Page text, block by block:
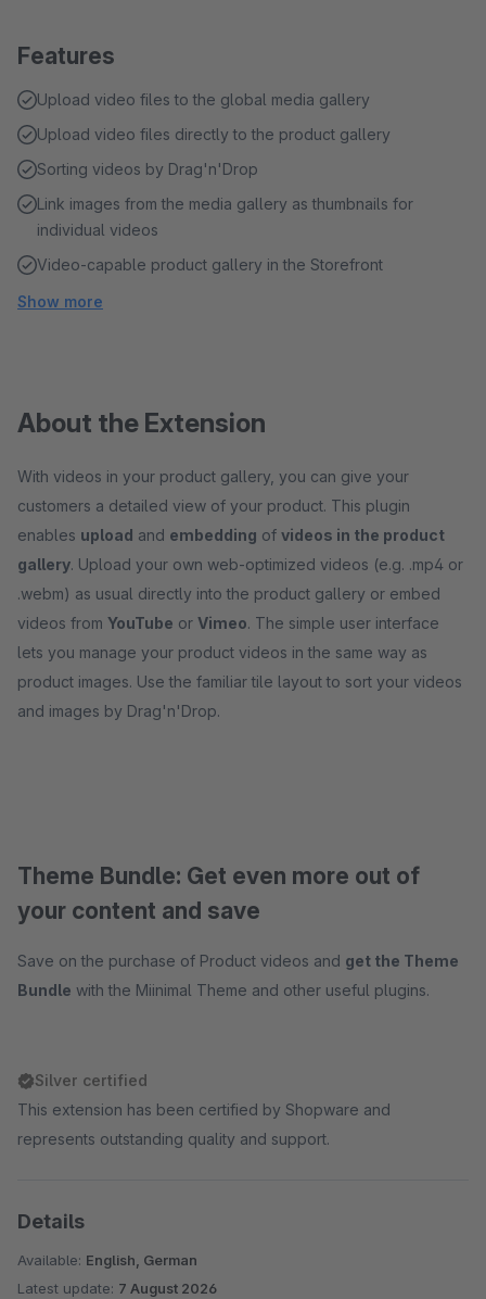
Features
Upload video files to the global media gallery
Upload video files directly to the product gallery
Sorting videos by Drag'n'Drop
Link images from the media gallery as thumbnails for
individual videos
Video-capable product gallery in the Storefront
Show more
About the Extension
With videos in your product gallery, you can give your
customers a detailed view of your product. This plugin
enables upload and embedding of videos in the product
gallery. Upload your own web-optimized videos (e.g. .mp4 or
.webm) as usual directly into the product gallery or embed
videos from YouTube or Vimeo. The simple user interface
lets you manage your product videos in the same way as
product images. Use the familiar tile layout to sort your videos
and images by Drag'n'Drop.
Theme Bundle: Get even more out of
your content and save
Save on the purchase of Product videos and get the Theme
Bundle with the Miinimal Theme and other useful plugins.
Silver certified
This extension has been certified by Shopware and
represents outstanding quality and support.
Details
Available: English, German
Latest update: 7 August 2026